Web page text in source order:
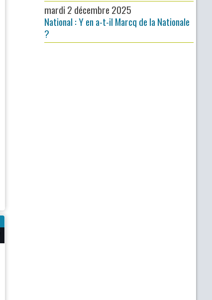
mardi 2 décembre 2025
National : Y en a-t-il Marcq de la Nationale
?